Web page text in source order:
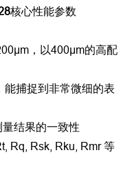
核心性能参数
，以400μm的高配
能捕捉到非常微细的表
结果的一致性
Rq, Rsk, Rku, Rmr 等